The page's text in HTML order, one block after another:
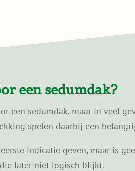
een sedumdak?
een sedumdak, maar in veel
spelen daarbij een
indicatie geven, maar is
later niet logisch blijkt.